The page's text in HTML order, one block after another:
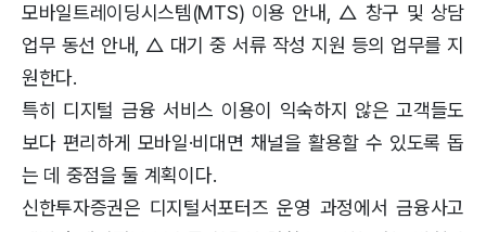
모바일트레이딩시스템(MTS) 이용 안내, △ 창구 및 상담
업무 동선 안내, △ 대기 중 서류 작성 지원 등의 업무를 지
원한다.
특히 디지털 금융 서비스 이용이 익숙하지 않은 고객들도
보다 편리하게 모바일·비대면 채널을 활용할 수 있도록 돕
는 데 중점을 둘 계획이다.
신한투자증권은 디지털서포터즈 운영 과정에서 금융사고